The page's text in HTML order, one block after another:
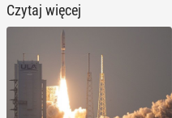
Czytaj więcej